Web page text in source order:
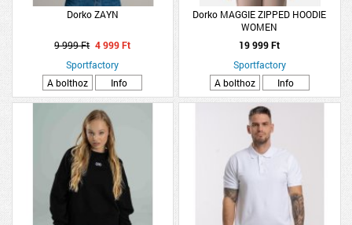
Dorko ZAYN
9 999 Ft 4 999 Ft
Sportfactory
A bolthoz
Info
Dorko MAGGIE ZIPPED HOODIE
WOMEN
19 999 Ft
Sportfactory
A bolthoz
Info